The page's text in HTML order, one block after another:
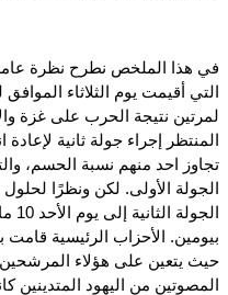
في هذا الملخص نطرح نظرة
لمرتين نتيجة الحرب على غزة
المنتظر إجراء جولة ثانية
الجولة الأولى. لكن ونظرًا
بيومين. الأحزاب الرئيسية
حيث يتعين على هؤلاء المرشحين
لمصوتين من اليهود المتدينين